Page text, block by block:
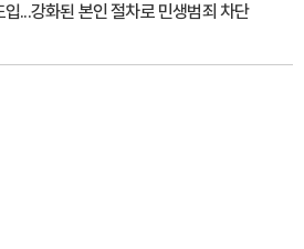
...강화된 본인 절차로 민생범죄 차단